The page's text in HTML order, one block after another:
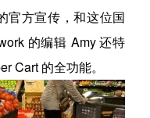
官方宣传，和这位国
的编辑 Amy 还特
Cart 的全功能。